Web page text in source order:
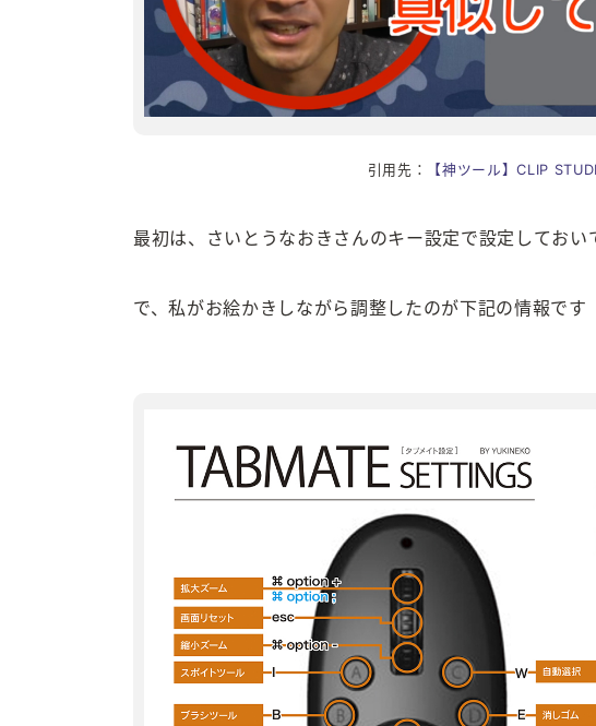
引用先： 【神ツール】CLIP
最初は、さいとうなおきさんのキー設定で設定しておい
で、私がお絵かきしながら調整したのが下記の情報です